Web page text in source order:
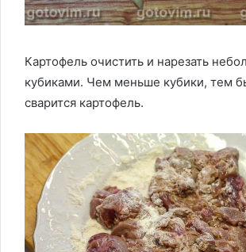
Картофель очистить и нарезать
кубиками. Чем меньше кубики, тем
сварится картофель.